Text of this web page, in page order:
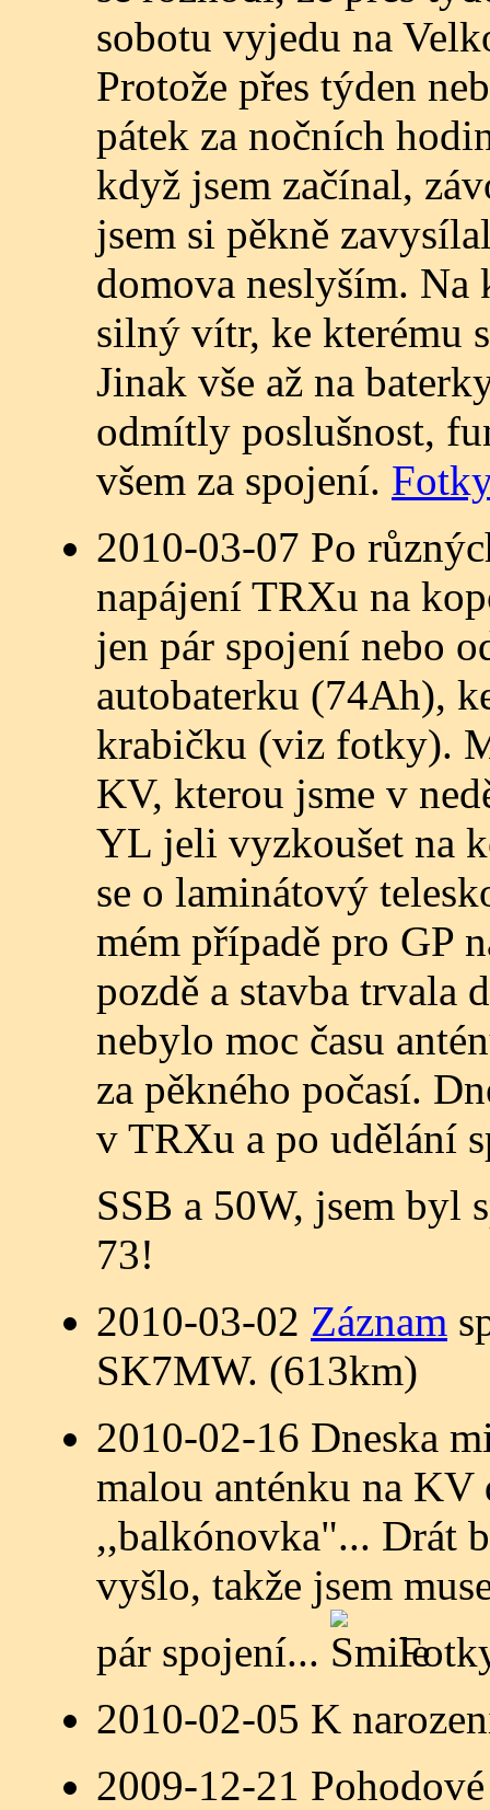
sobotu vyjedu na
Protože přes týden
pátek za nočních
když jsem začínal,
jsem si pěkně
domova neslyším. Na
silný vítr, ke kterému
Jinak vše až na
odmítly poslušnost,
všem za spojení.
2010-03-07 Po
napájení TRXu na
jen pár spojení nebo
autobaterku (74Ah),
krabičku (viz fotky).
KV, kterou jsme v
YL jeli vyzkoušet na
se o laminátový
mém případě pro GP
pozdě a stavba trvala
nebylo moc času
za pěkného počasí.
v TRXu a po udělání
SSB a 50W, jsem byl
73!
2010-03-02 Záznam
SK7MW. (613km)
2010-02-16 Dneska
malou anténku na KV
,,balkónovka"... Drát
vyšlo, takže jsem
pár spojení...
2010-02-05 K
2009-12-21